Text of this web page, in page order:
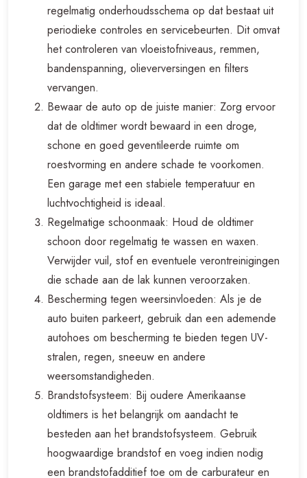
regelmatig onderhoudsschema op dat bestaat uit
periodieke controles en servicebeurten. Dit omvat
het controleren van vloeistofniveaus, remmen,
bandenspanning, olieverversingen en filters
vervangen.
Bewaar de auto op de juiste manier: Zorg ervoor
dat de oldtimer wordt bewaard in een droge,
schone en goed geventileerde ruimte om
roestvorming en andere schade te voorkomen.
Een garage met een stabiele temperatuur en
luchtvochtigheid is ideaal.
Regelmatige schoonmaak: Houd de oldtimer
schoon door regelmatig te wassen en waxen.
Verwijder vuil, stof en eventuele verontreinigingen
die schade aan de lak kunnen veroorzaken.
Bescherming tegen weersinvloeden: Als je de
auto buiten parkeert, gebruik dan een ademende
autohoes om bescherming te bieden tegen UV-
stralen, regen, sneeuw en andere
weersomstandigheden.
Brandstofsysteem: Bij oudere Amerikaanse
oldtimers is het belangrijk om aandacht te
besteden aan het brandstofsysteem. Gebruik
hoogwaardige brandstof en voeg indien nodig
een brandstofadditief toe om de carburateur en